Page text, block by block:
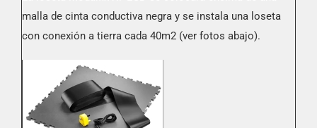
malla de cinta conductiva negra y se instala una loseta
con conexión a tierra cada 40m2 (ver fotos abajo).